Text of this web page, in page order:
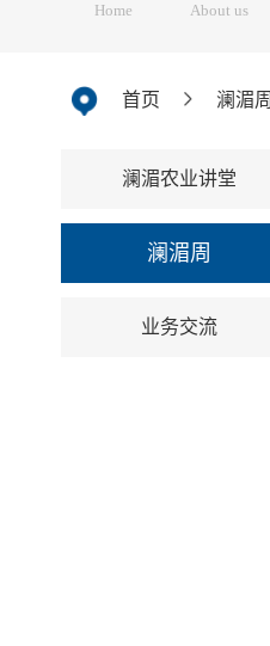
Home About us
首页 澜湄周
澜湄农业讲堂
澜湄周
业务交流